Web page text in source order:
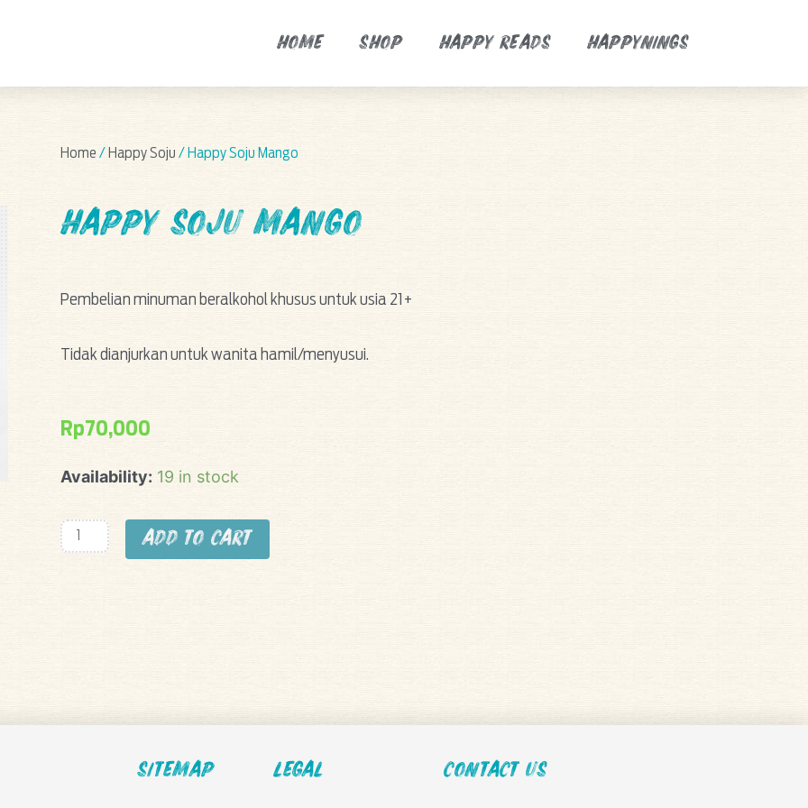
HOME SHOP HAPPY READS HAPPYNINGS
Home /Happy Soju / Happy Soju Mango
Happy Soju Mango
Pembelian minuman beralkohol khusus untuk usia 21+
Tidak dianjurkan untuk wanita hamil/menyusui.
Rp70,000
Availability: 19 in stock
Happy
Mango
quantity
Add to cart
sitemap LEGAL Contact Us